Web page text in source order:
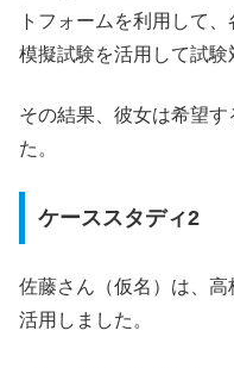
トフォームを利用して
模擬試験を活用して試験
その結果、彼女は希望
た。
ケーススタディ2
佐藤さん（仮名）は、
活用しました。